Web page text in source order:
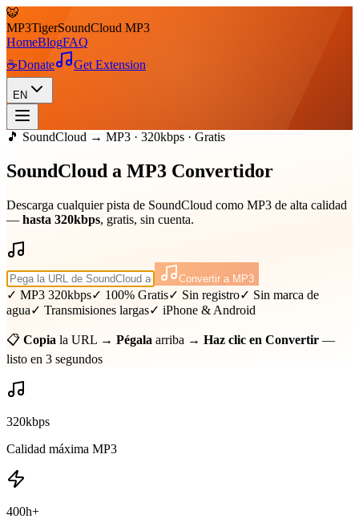
🐯
MP3TigerSoundCloud MP3
HomeBlogFAQ
☕Donate Get Extension
EN
🎵 SoundCloud → MP3 · 320kbps · Gratis
SoundCloud a MP3 Convertidor
Descarga cualquier pista de SoundCloud como MP3 de alta calidad
— hasta 320kbps, gratis, sin cuenta.
Convertir a MP3
✓ MP3 320kbps✓ 100% Gratis✓ Sin registro✓ Sin marca de
agua✓ Transmisiones largas✓ iPhone & Android
📋 Copia la URL → Pégala arriba → Haz clic en Convertir —
listo en 3 segundos
320kbps
Calidad máxima MP3
400h+